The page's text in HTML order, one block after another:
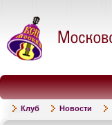
Клуб Новости